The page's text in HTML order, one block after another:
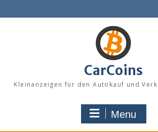
to
CarCoins
Kleinanzeigen für den Autokauf und
Menu